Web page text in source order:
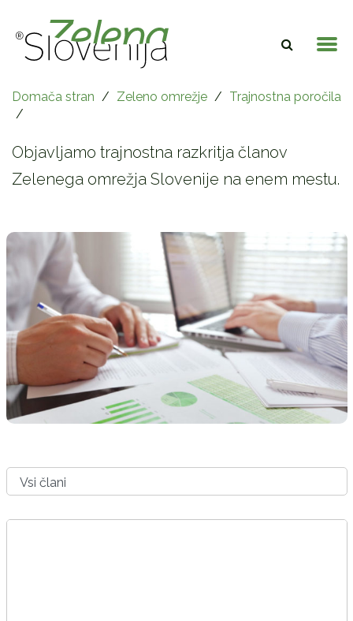
Domača stran / Zeleno omrežje / Trajnostna poročila
/
Objavljamo trajnostna razkritja članov
Zelenega omrežja Slovenije na enem mestu.